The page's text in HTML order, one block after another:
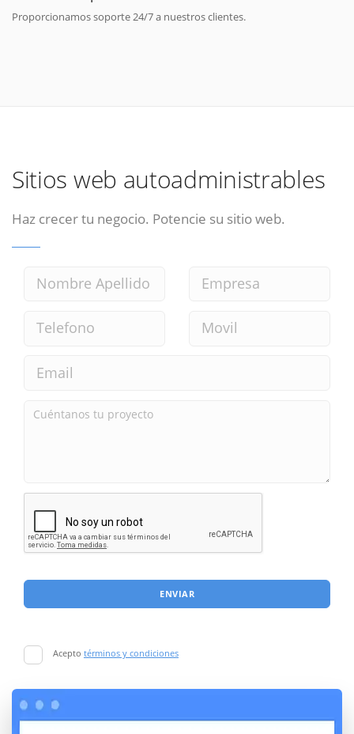
Proporcionamos soporte 24/7 a nuestros clientes.
Sitios web autoadministrables
Haz crecer tu negocio. Potencie su sitio web.
ENVIAR
Acepto términos y condiciones